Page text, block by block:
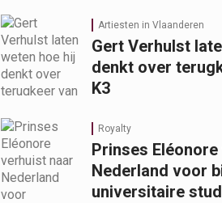
Artiesten in Vlaanderen
Gert Verhulst
denkt over
K3
Royalty
Prinses
Nederland voor
universitaire